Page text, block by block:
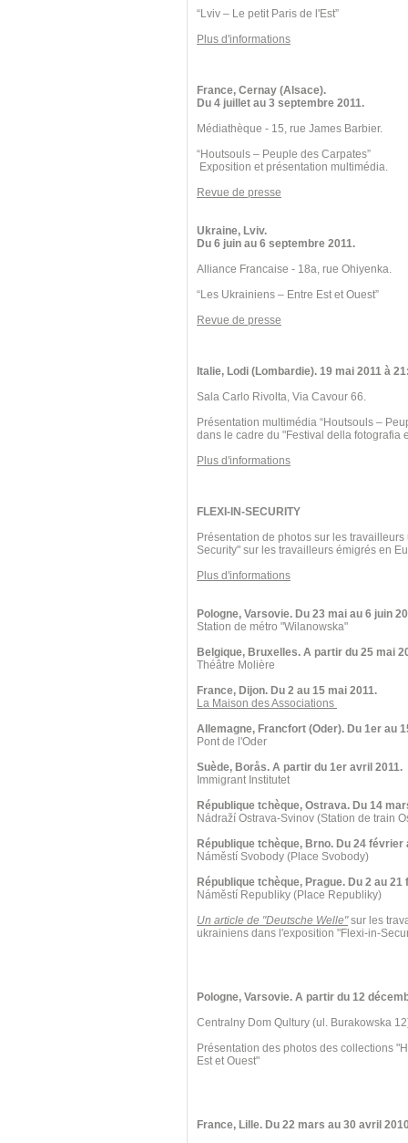
“Lviv – Le petit Paris de l'Est”
Plus d'informations
France, Cernay (Alsace).
Du 4 juillet au 3 septembre 2011.
Médiathèque - 15, rue James Barbier.
“Houtsouls – Peuple des Carpates”
Exposition et présentation multimédia.
Revue de presse
Ukraine, Lviv.
Du 6 juin au 6 septembre 2011.
Alliance Francaise - 18a, rue Ohiyenka.
“Les Ukrainiens – Entre Est et Ouest”
Revue de presse
Italie, Lodi (Lombardie). 19 mai 2011 à
Sala Carlo Rivolta, Via Cavour 66.
Présentation multimédia “Houtsouls –
dans le cadre du "Festival della fotografia
Plus d'informations
FLEXI-IN-SECURITY
Présentation de photos sur les
Security" sur les travailleurs émigrés en
Plus d'informations
Pologne, Varsovie. Du 23 mai au 6 juin
Station de métro "Wilanowska"
Belgique, Bruxelles. A partir du 25 mai
Théâtre Molière
France, Dijon. Du 2 au 15 mai 2011.
La Maison des Associations
Allemagne, Francfort (Oder). Du 1er au
Pont de l'Oder
Suède, Borås. A partir du 1er avril 2011.
Immigrant Institutet
République tchèque, Ostrava. Du 14
Nádraží Ostrava-Svinov (Station de train
République tchèque, Brno. Du 24 février
Náměstí Svobody (Place Svobody)
République tchèque, Prague. Du 2 au 21
Náměstí Republiky (Place Republiky)
Un article de "Deutsche Welle"sur les
ukrainiens dans l'exposition "Flexi-in-
Pologne, Varsovie. A partir du 12
Centralny Dom Qultury (ul. Burakowska
Présentation des photos des collections
Est et Ouest"
France, Lille. Du 22 mars au 30 avril